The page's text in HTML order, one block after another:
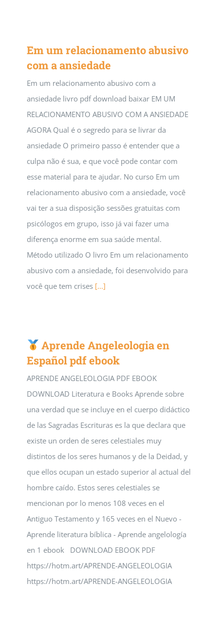
Em um relacionamento abusivo
com a ansiedade
Em um relacionamento abusivo com a
ansiedade livro pdf download baixar EM UM
RELACIONAMENTO ABUSIVO COM A ANSIEDADE
AGORA Qual é o segredo para se livrar da
ansiedade O primeiro passo é entender que a
culpa não é sua, e que você pode contar com
esse material para te ajudar. No curso Em um
relacionamento abusivo com a ansiedade, você
vai ter a sua disposição sessões gratuitas com
psicólogos em grupo, isso já vai fazer uma
diferença enorme em sua saúde mental.
Método utilizado O livro Em um relacionamento
abusivo com a ansiedade, foi desenvolvido para
você que tem crises [...]
Aprende Angeleologia en
Español pdf ebook
APRENDE ANGELEOLOGIA PDF EBOOK
DOWNLOAD Literatura e Books Aprende sobre
una verdad que se incluye en el cuerpo didáctico
de las Sagradas Escrituras es la que declara que
existe un orden de seres celestiales muy
distintos de los seres humanos y de la Deidad, y
que ellos ocupan un estado superior al actual del
hombre caído. Estos seres celestiales se
mencionan por lo menos 108 veces en el
Antiguo Testamento y 165 veces en el Nuevo -
Aprende literatura bíblica - Aprende angelología
en 1 ebook DOWNLOAD EBOOK PDF
https://hotm.art/APRENDE-ANGELEOLOGIA
https://hotm.art/APRENDE-ANGELEOLOGIA